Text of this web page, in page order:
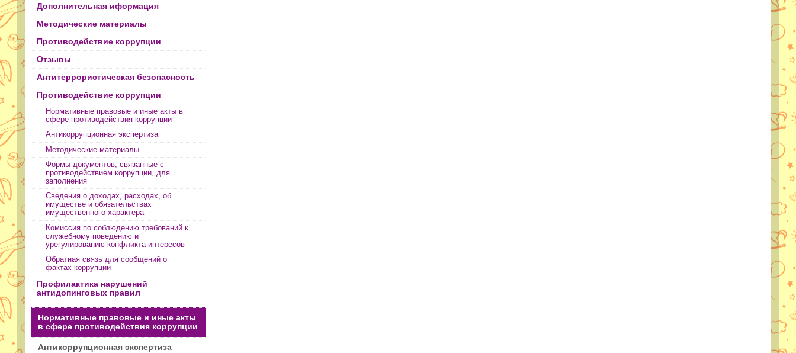
Дополнительная иформация
Методические материалы
Противодействие коррупции
Отзывы
Антитеррористическая безопасность
Противодействие коррупции
Нормативные правовые и иные акты в
сфере противодействия коррупции
Антикоррупционная экспертиза
Методические материалы
Формы документов, связанные с
противодействием коррупции, для
заполнения
Сведения о доходах, расходах, об
имуществе и обязательствах
имущественного характера
Комиссия по соблюдению требований к
служебному поведению и
урегулированию конфликта интересов
Обратная связь для сообщений о
фактах коррупции
Профилактика нарушений
антидопинговых правил
Нормативные правовые и иные акты
в сфере противодействия коррупции
Антикоррупционная экспертиза